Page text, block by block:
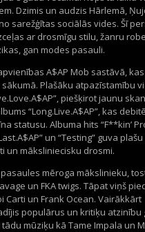
Dzimis un audzis Hārlemā,
sarežģītas sociālās vides. Šī
ar drosmīgu stilu, žanru
gan modes pasauli.
A$AP Mob sastāvā,
Plašāku atpazīstamību
piešķirot jaunu
“Long.Live.A$AP”, kas
statusu. Albuma hits “F**kin’
un “Testing” guva
un māksliniecisku drosmi.
mēroga mākslinieku,
un FKA twigs. Tāpat viņš
un Frank Ocean. Vairākkārt
populārus un kritiķu atzinību
mūziķu kā Tame Impala un